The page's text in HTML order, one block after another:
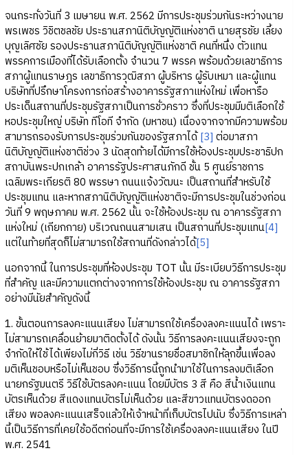
จนกระทั่งวันที่ 3 เมษายน พ.ศ. 2562 มีการประชุมร่วมกันระหว่างนาย
พรเพชร วิชิตชลชัย ประธานสภานิติบัญญัติแห่งชาติ นายสุรชัย เลี้ยง
บุญเลิศชัย รองประธานสภานิติบัญญัติแห่งชาติ คนที่หนึ่ง ตัวแทน
พรรคการเมืองที่ได้รับเลือกตั้ง จำนวน 7 พรรค พร้อมด้วยเลขาธิการ
สภาผู้แทนราษฎร เลขาธิการวุฒิสภา ผู้บริหาร ผู้รับเหมา และผู้แทน
บริษัทที่ปรึกษาโครงการก่อสร้างอาคารรัฐสภาแห่งใหม่ เพื่อหารือ
ประเด็นสถานที่ประชุมรัฐสภาเป็นการชั่วคราว ซึ่งที่ประชุมมีมติเลือกใช้
หอประชุมใหญ่ บริษัท ทีโอที จำกัด (มหาชน) เนื่องจากจากมีความพร้อม
สามารถรองรับการประชุมร่วมกันของรัฐสภาได้[3] ต่อมาสภา
นิติบัญญัติแห่งชาติช่วง 3 นัดสุดท้ายได้มีการใช้ห้องประชุมประชาธิปก
สถาบันพระปกเกล้า อาคารรัฐประศาสนภักดี ชั้น 5 ศูนย์ราชการ
เฉลิมพระเกียรติ 80 พรรษา ถนนแจ้งวัฒนะ เป็นสถานที่สำหรับใช้
ประชุมแทน และหากสภานิติบัญญัติแห่งชาติจะมีการประชุมในช่วงก่อน
วันที่ 9 พฤษภาคม พ.ศ. 2562 นั้น จะใช้ห้องประชุม ณ อาคารรัฐสภา
แห่งใหม่ (เกียกกาย) บริเวณถนนสามเสน เป็นสถานที่ประชุมแทน[4]
แต่ในท้ายที่สุดก็ไม่สามารถใช้สถานที่ดังกล่าวได้[5]
นอกจากนี้ ในการประชุมที่ห้องประชุม TOT นั้น มีระเบียบวิธีการประชุม
ที่สำคัญ และมีความแตกต่างจากการใช้ห้องประชุม ณ อาคารรัฐสภา
อย่างมีนัยสำคัญดังนี้
1. ขั้นตอนการลงคะแนนเสียง ไม่สามารถใช้เครื่องลงคะแนนได้ เพราะ
ไม่สามารถเคลื่อนย้ายมาติดตั้งได้ ดังนั้น วิธีการลงคะแนนเสียงจะถูก
จำกัดให้ใช้ได้เพียงไม่กี่วิธี เช่น วิธีขานรายชื่อสมาชิกให้ลุกขึ้นเพื่อลง
มติเห็นชอบหรือไม่เห็นชอบ ซึ่งวิธีการนี้ถูกนำมาใช้ในการลงมติเลือก
นายกรัฐมนตรี วิธีใช้บัตรลงคะแนน โดยมีบัตร 3 สี คือ สีน้ำเงินแทน
บัตรเห็นด้วย สีแดงแทนบัตรไม่เห็นด้วย และสีขาวแทนบัตรงดออก
เสียง พอลงคะแนนเสร็จแล้วให้เจ้าหน้าที่เก็บบัตรไปนับ ซึ่งวิธีการเหล่า
นี้เป็นวิธีการที่เคยใช้อดีตก่อนที่จะมีการใช้เครื่องลงคะแนนเสียง ในปี
พ.ศ. 2541